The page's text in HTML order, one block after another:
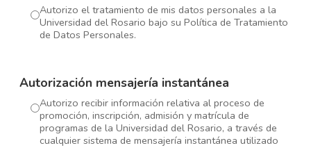
Autorizo el tratamiento de mis datos personales a la
Universidad del Rosario bajo su Política de Tratamiento
de Datos Personales.
Autorización mensajería instantánea
Autorizo recibir información relativa al proceso de
promoción, inscripción, admisión y matrícula de
programas de la Universidad del Rosario, a través de
cualquier sistema de mensajería instantánea utilizado